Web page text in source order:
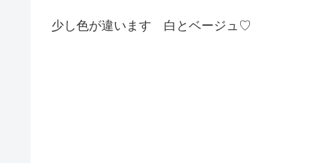
少し色が違います 白とベージュ♡